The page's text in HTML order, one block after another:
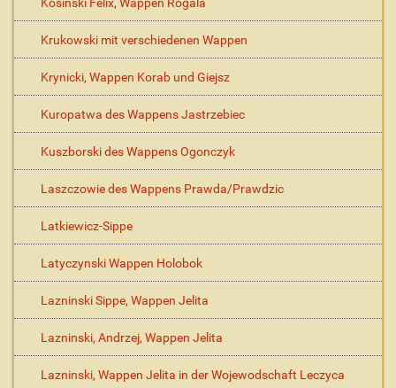
Krukowski mit verschiedenen Wappen
Krynicki, Wappen Korab und Giejsz
Kuropatwa des Wappens Jastrzebiec
Kuszborski des Wappens Ogonczyk
Laszczowie des Wappens Prawda/Prawdzic
Latkiewicz-Sippe
Latyczynski Wappen Holobok
Lazninski Sippe, Wappen Jelita
Lazninski, Andrzej, Wappen Jelita
Lazninski, Wappen Jelita in der Wojewodschaft Leczyca